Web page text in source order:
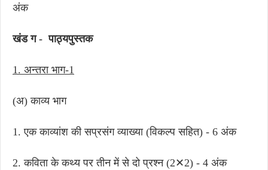
अंक
खंड ग - पाठ्यपुस्तक
1. अन्तरा भाग-1
(अ) काव्य भाग
1. एक काव्यांश की सप्रसंग व्याख्या (विकल्प सहित) - 6 अंक
2. कविता के कथ्य पर तीन में से दो प्रश्न (2✕2) - 4 अंक